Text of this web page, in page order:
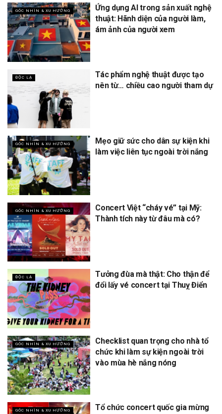
GÓC NHÌN & XU HƯỚNG
Ứng dụng AI trong sản xuất nghệ
thuật: Hãnh diện của người làm,
ám ảnh của người xem
ĐỘC LẠ
Tác phẩm nghệ thuật được tạo
nên từ… chiều cao người tham dự
GÓC NHÌN & XU HƯỚNG
Mẹo giữ sức cho dân sự kiện khi
làm việc liên tục ngoài trời nắng
GÓC NHÌN & XU HƯỚNG
Concert Việt “cháy vé” tại Mỹ:
Thành tích này từ đâu mà có?
ĐỘC LẠ
Tưởng đùa mà thật: Cho thận để
đổi lấy vé concert tại Thuỵ Điển
GÓC NHÌN & XU HƯỚNG
Checklist quan trọng cho nhà tổ
chức khi làm sự kiện ngoài trời
vào mùa hè nắng nóng
GÓC NHÌN & XU HƯỚNG
Tổ chức concert quốc gia mừng